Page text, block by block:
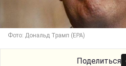
Фото: Дональд Трамп (ЕРА)
Поделиться